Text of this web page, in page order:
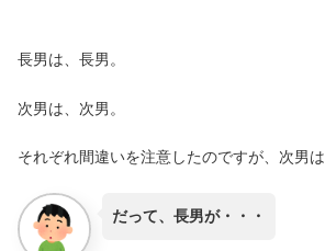
長男は、長男。
次男は、次男。
それぞれ間違いを注意したのですが、次男は
だって、長男が・・・